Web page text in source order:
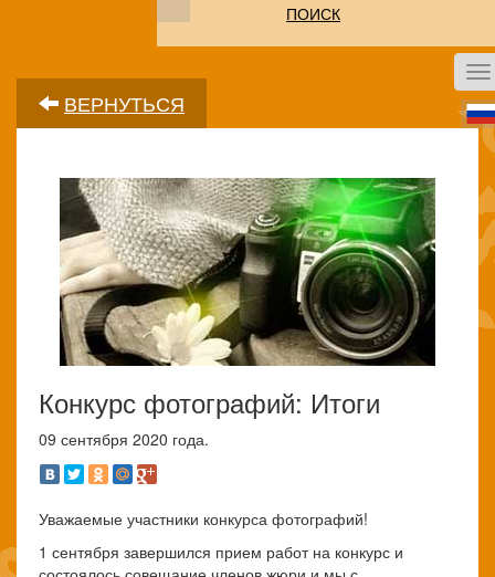
ПОИСК
ВЕРНУТЬСЯ
Конкурс фотографий: Итоги
09 сентября 2020 года.
Уважаемые участники конкурса фотографий!
1 сентября завершился прием работ на конкурс и